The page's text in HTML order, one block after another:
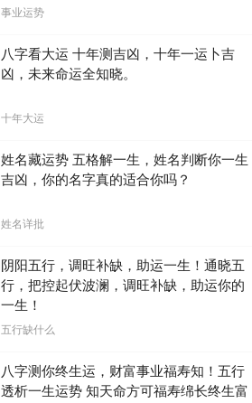
局！！
事业运势
八字看大运 十年测吉凶，十年一运卜吉
凶，未来命运全知晓。
十年大运
姓名藏运势 五格解一生，姓名判断你一生
吉凶，你的名字真的适合你吗？
姓名详批
阴阳五行，调旺补缺，助运一生！通晓五
行，把控起伏波澜，调旺补缺，助运你的
一生！
五行缺什么
八字测你终生运，财富事业福寿知！五行
透析一生运势 知天命方可福寿绵长终生富